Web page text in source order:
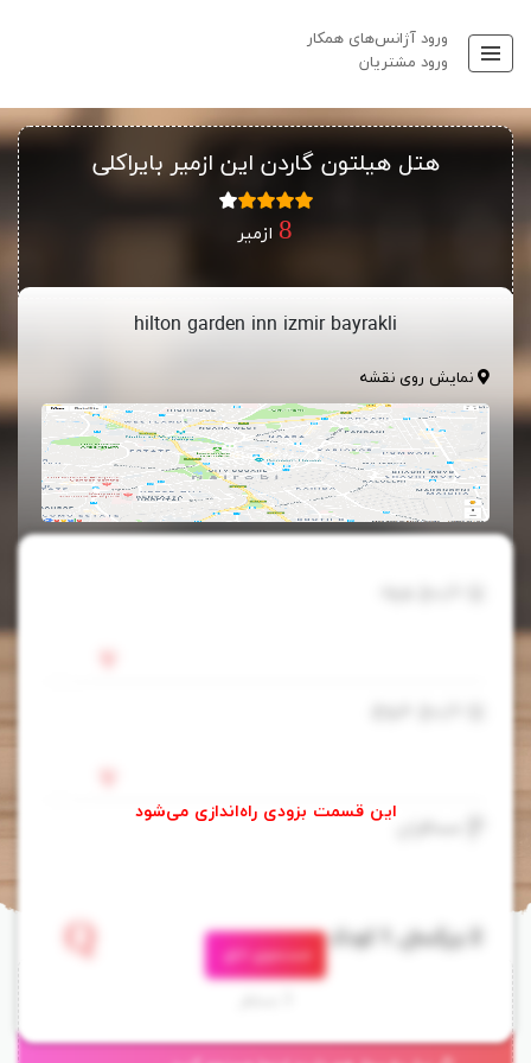
ورود آژانس‌های همکار
ورود مشتریان
هتل هیلتون گاردن این ازمیر بایراکلی
ازمیر
hilton garden inn izmir bayrakli
نمایش روی نقشه
جستجوی اتاق
واقع در نزدیکی ایستگاه مترو، در منطقه تجاری شهر با منظره ی دریای اژه